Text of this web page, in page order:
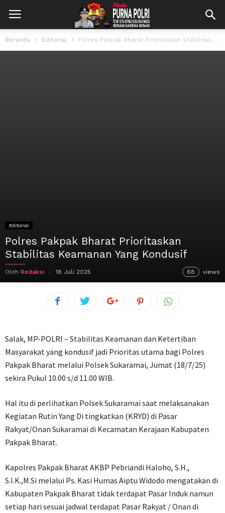
Beranda Editorial Polres Pakpak Bharat Prioritaskan Stabilitas Keamanan Yang Kondusif
Editorial
Polres Pakpak Bharat Prioritaskan
Stabilitas Keamanan Yang Kondusif
Oleh Redaksi 18 Juli 2025 68 views
Salak, MP-POLRI – Stabilitas Keamanan dan Ketertiban
Masyarakat yang kondusif jadi Prioritas utama bagi Polres
Pakpak Bharat melalui Polsek Sukaramai, Jumat (18/7/25)
sekira Pukul 10.00 s/d 11.00 WIB.
Hal itu di perlihatkan Polsek Sukaramai saat melaksanakan
Kegiatan Rutin Yang Di tingkatkan (KRYD) di Pasar
Rakyat/Onan Sukaramai di Kecamatan Kerajaan Kabupaten
Pakpak Bharat.
Kapolres Pakpak Bharat AKBP Pebriandi Haloho, S.H.,
S.I.K.,M.Si melalui Ps. Kasi Humas Aiptu Widodo mengatakan di
Kabupaten Pakpak Bharat tidak terdapat Pasar Induk namun
setiap hari sesuai jadwal terdapat Pasar Rakyat / Onan di